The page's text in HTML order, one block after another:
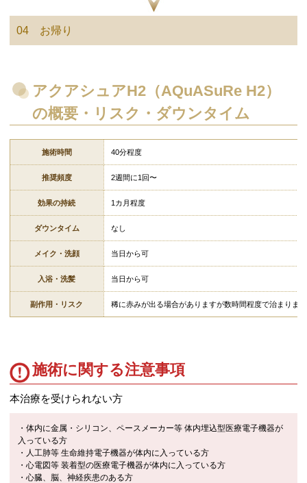
04 お帰り
アクアシュアH2（AQuASuRe H2）
の概要・リスク・ダウンタイム
施術時間 40分程度
推奨頻度 2週間に1回〜
効果の持続 1カ月程度
ダウンタイム なし
メイク・洗顔 当日から可
入浴・洗髪 当日から可
副作用・リスク 稀に赤みが出る場合がありますが数時間程度で治まりま
施術に関する注意事項
本治療を受けられない方
・体内に金属・シリコン、ペースメーカー等 体内埋込型医療電子機器が
入っている方
・人工肺等 生命維持電子機器が体内に入っている方
・心電図等 装着型の医療電子機器が体内に入っている方
・心臓、脳、神経疾患のある方